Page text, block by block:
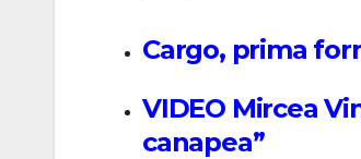
Cargo, prima
VIDEO Mircea
canapea”